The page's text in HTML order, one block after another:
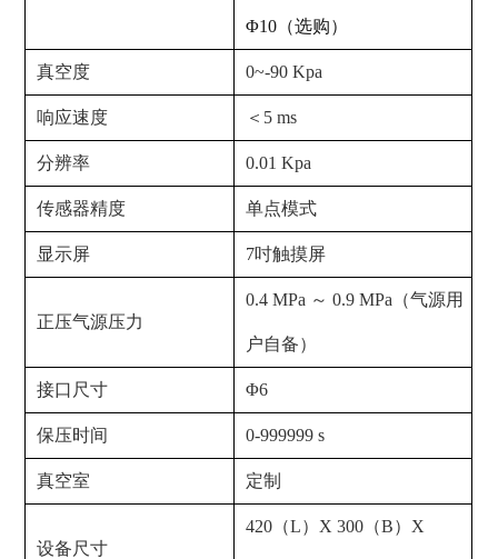
Φ10（选购）
真空度 0~-90 Kpa
响应速度 ＜5 ms
分辨率 0.01 Kpa
传感器精度 单点模式
显示屏 7吋触摸屏
正压气源压力
0.4 MPa ～ 0.9 MPa（气源用
户自备）
接口尺寸 Φ6
保压时间 0-999999 s
真空室 定制
设备尺寸
420（L）X 300（B）X